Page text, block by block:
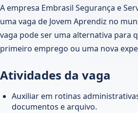
A empresa Embrasil Segurança e
uma vaga de Jovem Aprendiz no
vaga pode ser uma alternativa para
primeiro emprego ou uma nova
Atividades da vaga
Auxiliar em rotinas
documentos e arquivo.